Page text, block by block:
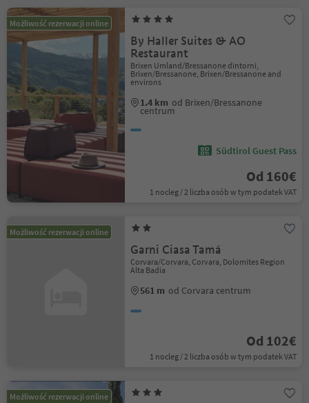
Możliwość rezerwacji online
By Haller Suites & AO
Restaurant
Brixen Umland/Bressanone dintorni,
Brixen/Bressanone, Brixen/Bressanone and
environs
1.4 km od Brixen/Bressanone
centrum
Südtirol Guest Pass
Od 160€
1 nocleg / 2 liczba osób w tym podatek VAT
Możliwość rezerwacji online
Garni Ciasa Tamá
Corvara/Corvara, Corvara, Dolomites Region
Alta Badia
561 m od Corvara centrum
Od 102€
1 nocleg / 2 liczba osób w tym podatek VAT
Możliwość rezerwacji online